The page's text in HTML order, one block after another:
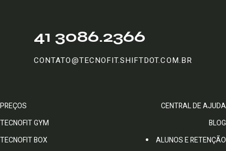
41 3086.2366
CONTATO@TECNOFIT.SHIFTDOT.COM.BR
PREÇOS
TECNOFIT GYM
TECNOFIT BOX
CENTRAL DE AJUDA
BLOG
ALUNOS E RETENÇÃO